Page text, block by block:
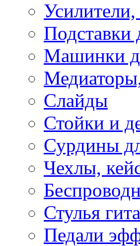
Подставки
Машинки
Слайды
Стойки и
Сурдины
Чехлы,
Стулья
Педали